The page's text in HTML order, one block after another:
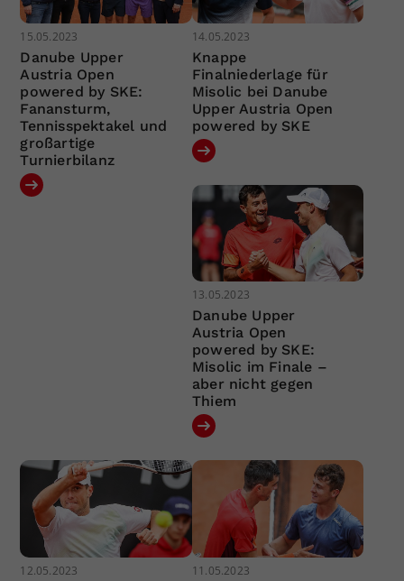
15.05.2023
Danube Upper
Austria Open
powered by SKE:
Fanansturm,
Tennisspektakel und
großartige
Turnierbilanz
14.05.2023
Knappe
Finalniederlage für
Misolic bei Danube
Upper Austria Open
powered by SKE
13.05.2023
Danube Upper
Austria Open
powered by SKE:
Misolic im Finale –
aber nicht gegen
Thiem
12.05.2023 11.05.2023